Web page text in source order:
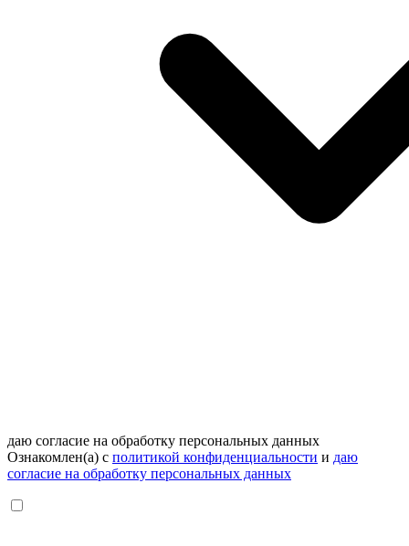
даю согласие на обработку персональных данных
Ознакомлен(а) с политикой конфиденциальности и даю
согласие на обработку персональных данных